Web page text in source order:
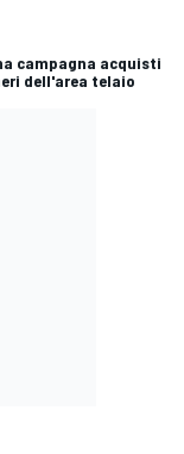
campagna acquisti
dell'area telaio